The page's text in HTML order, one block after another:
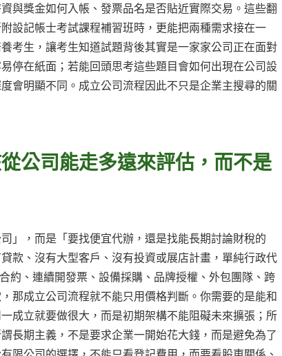
與獎金如何入帳、發票品名是否貼近實際交易。這些翻
設記帳士考試課程補習班時，更能把兩種需求接在一
考生，讓考生知道試題背後其實是一家家公司正在面對
停在紙面；若能回頭思考這些題目會如何出現在公司設
會明顯不同。成立公司流程因此不只是企業主搜尋的關
公司能走多遠來評估，而不是
」，而是「要找便宜代辦，還是找能長期討論財稅的
款、沒有大型客戶、沒有投資或展店計畫，單純行政代
約、連續開發票、設備採購、品牌授權、外包團隊、跨
那成立公司流程就不能只用價格判斷。你需要的是能和
成立就要做很大，而是初期架構不能阻礙未來擴張；所
長期主義，不是要求企業一開始花大錢，而是避免為了